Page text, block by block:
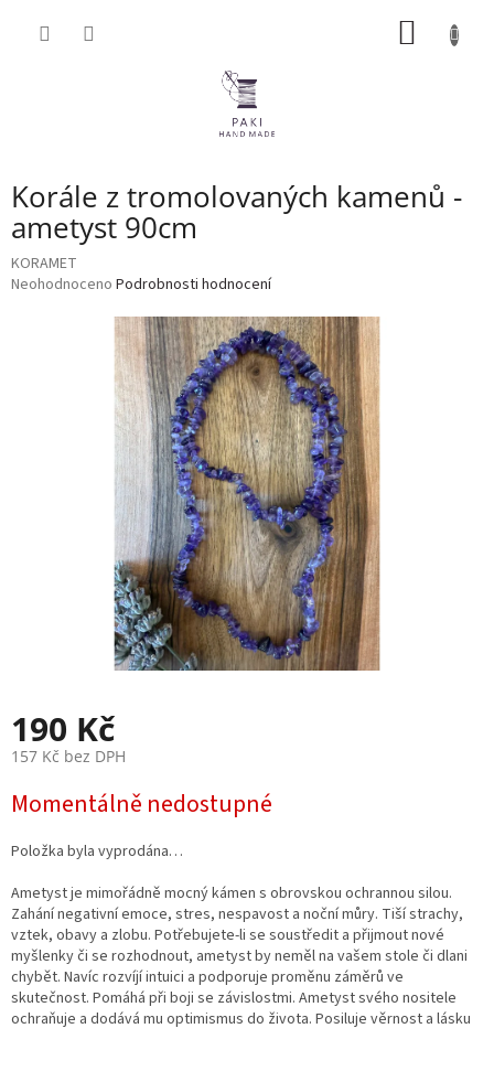
Korále z tromolovaných kamenů -
ametyst 90cm
KORAMET
Průměrné
Neohodnoceno Podrobnosti hodnocení
190 Kč
157 Kč bez DPH
cena:
Momentálně nedostupné
Položka byla vyprodána…
Ametyst je mimořádně mocný kámen s obrovskou ochrannou silou.
Zahání negativní emoce, stres, nespavost a noční můry. Tiší strachy,
vztek, obavy a zlobu. Potřebujete-li se soustředit a přijmout nové
myšlenky či se rozhodnout, ametyst by neměl na vašem stole či dlani
chybět. Navíc rozvíjí intuici a podporuje proměnu záměrů ve
skutečnost. Pomáhá při boji se závislostmi. Ametyst svého nositele
ochraňuje a dodává mu optimismus do života. Posiluje věrnost a lásku